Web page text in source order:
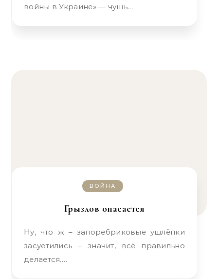
войны в Украине» — чушь…
ВОЙНА
Грызлов опасается
Ну, что ж – запоребриковые ушлёпки
засуетились – значит, всё правильно
делается.…